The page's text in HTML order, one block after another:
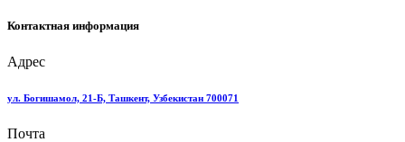
Контактная информация
Адрес
ул. Богишамол, 21-Б, Ташкент, Узбекистан 700071
Почта